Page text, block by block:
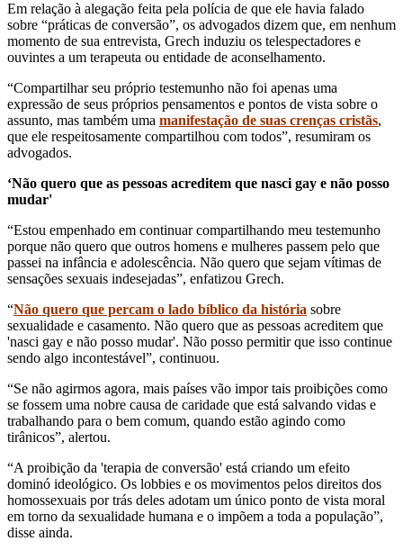
Em relação à alegação feita pela polícia de que ele havia falado
sobre “práticas de conversão”, os advogados dizem que, em nenhum
momento de sua entrevista, Grech induziu os telespectadores e
ouvintes a um terapeuta ou entidade de aconselhamento.
“Compartilhar seu próprio testemunho não foi apenas uma
expressão de seus próprios pensamentos e pontos de vista sobre o
assunto, mas também uma manifestação de suas crenças cristãs,
que ele respeitosamente compartilhou com todos”, resumiram os
advogados.
‘Não quero que as pessoas acreditem que nasci gay e não posso
mudar'
“Estou empenhado em continuar compartilhando meu testemunho
porque não quero que outros homens e mulheres passem pelo que
passei na infância e adolescência. Não quero que sejam vítimas de
sensações sexuais indesejadas”, enfatizou Grech.
“Não quero que percam o lado bíblico da história sobre
sexualidade e casamento. Não quero que as pessoas acreditem que
'nasci gay e não posso mudar'. Não posso permitir que isso continue
sendo algo incontestável”, continuou.
“Se não agirmos agora, mais países vão impor tais proibições como
se fossem uma nobre causa de caridade que está salvando vidas e
trabalhando para o bem comum, quando estão agindo como
tirânicos”, alertou.
“A proibição da 'terapia de conversão' está criando um efeito
dominó ideológico. Os lobbies e os movimentos pelos direitos dos
homossexuais por trás deles adotam um único ponto de vista moral
em torno da sexualidade humana e o impõem a toda a população”,
disse ainda.